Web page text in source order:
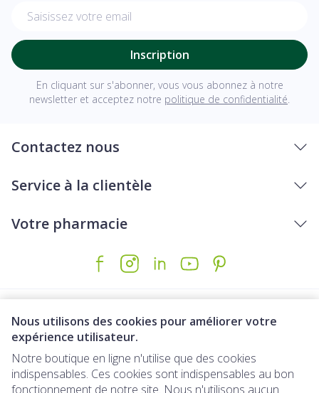
Nous utilisons des cookies pour améliorer votre
expérience utilisateur.
Notre boutique en ligne n'utilise que des cookies
indispensables. Ces cookies sont indispensables au bon
fonctionnement de notre site. Nous n'utilisons aucun
Inscription
En cliquant sur s'abonner, vous vous abonnez à notre
newsletter et acceptez notre politique de confidentialité
Contactez nous
Service à la clientèle
Votre pharmacie
Liens légaux